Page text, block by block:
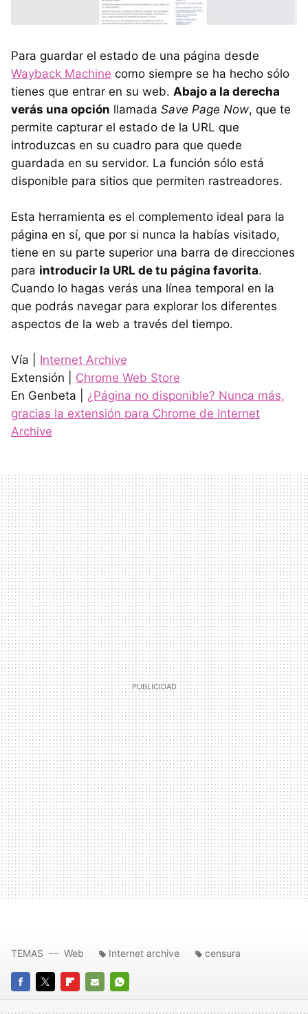
Para guardar el estado de una página desde
Wayback Machine como siempre se ha hecho sólo
tienes que entrar en su web. Abajo a la derecha
verás una opción llamada Save Page Now, que te
permite capturar el estado de la URL que
introduzcas en su cuadro para que quede
guardada en su servidor. La función sólo está
disponible para sitios que permiten rastreadores.
Esta herramienta es el complemento ideal para la
página en sí, que por si nunca la habías visitado,
tiene en su parte superior una barra de direcciones
para introducir la URL de tu página favorita.
Cuando lo hagas verás una línea temporal en la
que podrás navegar para explorar los diferentes
aspectos de la web a través del tiempo.
Vía | Internet Archive
Extensión | Chrome Web Store
En Genbeta | ¿Página no disponible? Nunca más,
gracias la extensión para Chrome de Internet
Archive
FACEBOOK
TWITTERFLIPBOARD
E- WHATSAPP
TEMAS Web Internet archive censura